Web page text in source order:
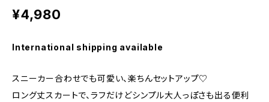
¥4,980
International shipping available
スニーカー合わせでも可愛い、楽ちんセットアップ♡
ロング丈スカートで、ラフだけどシンプル大人っぽさも出る便利